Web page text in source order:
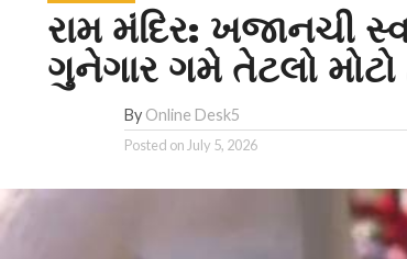
રામ મંદિર: ખજાનચી
ગુનેગાર ગમે તેટલો
By Online Desk5
Posted on July 5, 2026